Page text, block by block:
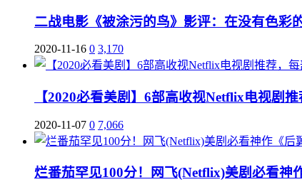
二战电影《被涂污的鸟》影评：在没有色彩
2020-11-16 0 3,170
【2020必看美剧】6部高收视Netflix电视剧推
2020-11-07 0 7,066
烂番茄罕见100分！网飞(Netflix)美剧必看神